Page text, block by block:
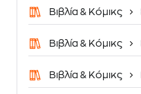
Βιβλία & Κόμικς
Βιβλία & Κόμικς
Βιβλία & Κόμικς